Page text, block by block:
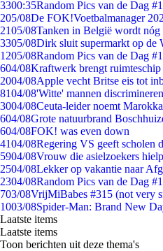
3300:35Random Pics van de Dag
205/08De FOK!Voetbalmanager
2105/08Tanken in België wordt
3305/08Dirk sluit supermarkt op de
1205/08Random Pics van de Dag
604/08Kraftwerk brengt
2004/08Apple vecht Britse eis tot
8104/08'Witte' mannen
3004/08Ceuta-leider noemt
604/08Grote natuurbrand
604/08FOK! was even down
4104/08Regering VS geeft scholen
5904/08Vrouw die asielzoekers
2504/08Lekker op vakantie naar
2304/08Random Pics van de Dag
703/08VrijMiBabes #315 (not very
1003/08Spider-Man: Brand New
Laatste items
Laatste items
Toon berichten uit deze thema's